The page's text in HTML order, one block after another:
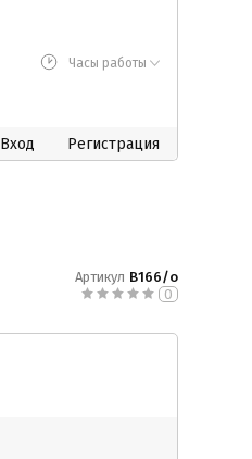
Часы работы
Вход Регистрация
Артикул В166/о
0